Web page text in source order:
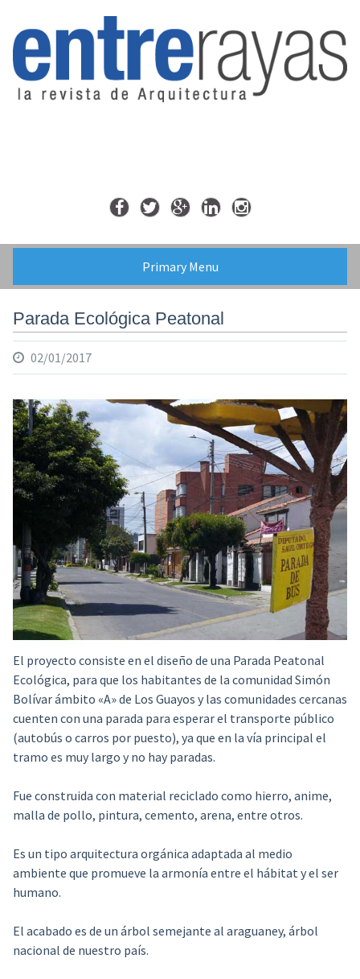
content
Primary Menu
Parada Ecológica Peatonal
02/01/2017
El proyecto consiste en el diseño de una Parada Peatonal
Ecológica, para que los habitantes de la comunidad Simón
Bolívar ámbito «A» de Los Guayos y las comunidades cercanas
cuenten con una parada para esperar el transporte público
(autobús o carros por puesto), ya que en la vía principal el
tramo es muy largo y no hay paradas.
Fue construida con material reciclado como hierro, anime,
malla de pollo, pintura, cemento, arena, entre otros.
Es un tipo arquitectura orgánica adaptada al medio
ambiente que promueve la armonía entre el hábitat y el ser
humano.
El acabado es de un árbol semejante al araguaney, árbol
nacional de nuestro país.